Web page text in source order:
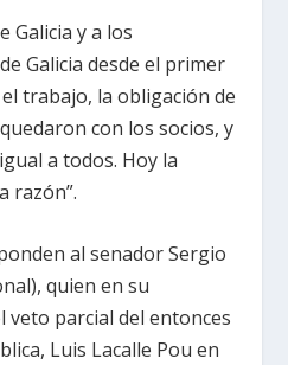
Galicia y a los
Galicia desde el primer
trabajo, la obligación de
con los socios, y
a todos. Hoy la
razón”.
al senador Sergio
quien en su
parcial del entonces
Luis Lacalle Pou en